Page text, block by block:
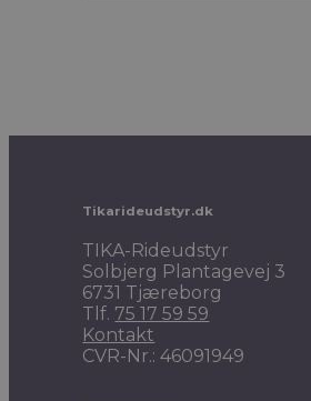
Tikarideudstyr.dk
TIKA-Rideudstyr
Solbjerg Plantagevej 3
6731 Tjæreborg
Tlf. 75 17 59 59
Kontakt
CVR-Nr.: 46091949